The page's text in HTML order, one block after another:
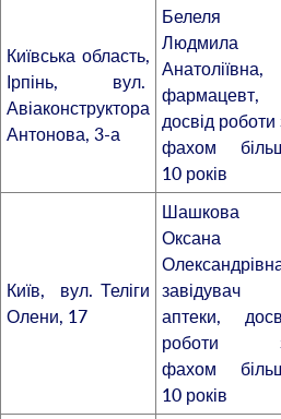
Київська область,
Ірпінь, вул.
Авіаконструктора
Антонова, 3-а
Белеля
Людмила
Анатоліївна,
фармацевт,
досвід роботи
фахом
10 років
Київ, вул. Теліги
Олени, 17
Шашкова
Оксана
завідувач
аптеки,
роботи
фахом
10 років